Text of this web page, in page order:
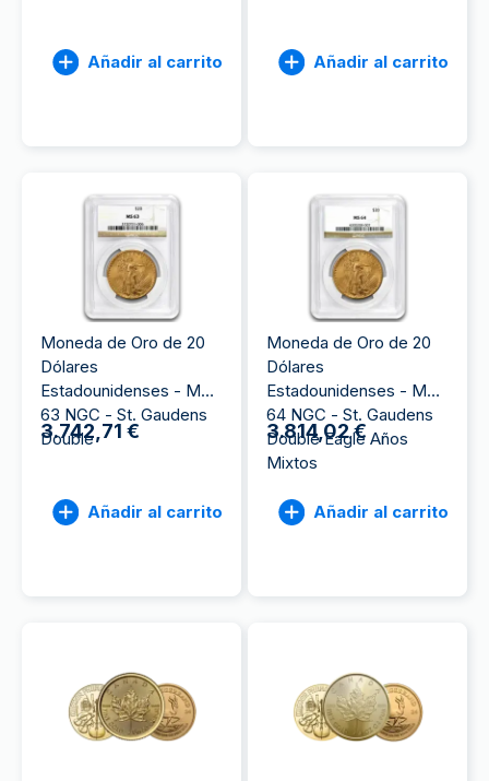
Añadir al carrito Añadir al carrito
Moneda de Oro de 20
Dólares
Estadounidenses - MS-
63 NGC - St. Gaudens
Double
3.742,71 €
Añadir al carrito
Moneda de Oro de 20
Dólares
Estadounidenses - MS-
64 NGC - St. Gaudens
Double Eagle Años
Mixtos
3.814,02 €
Añadir al carrito